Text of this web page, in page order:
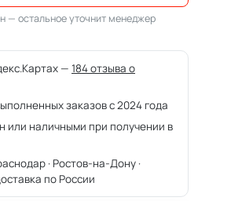
— остальное уточнит менеджер
— 184 отзыва о
заказов с 2024 года
или наличными при получении в
· Ростов-на-Дону ·
по России